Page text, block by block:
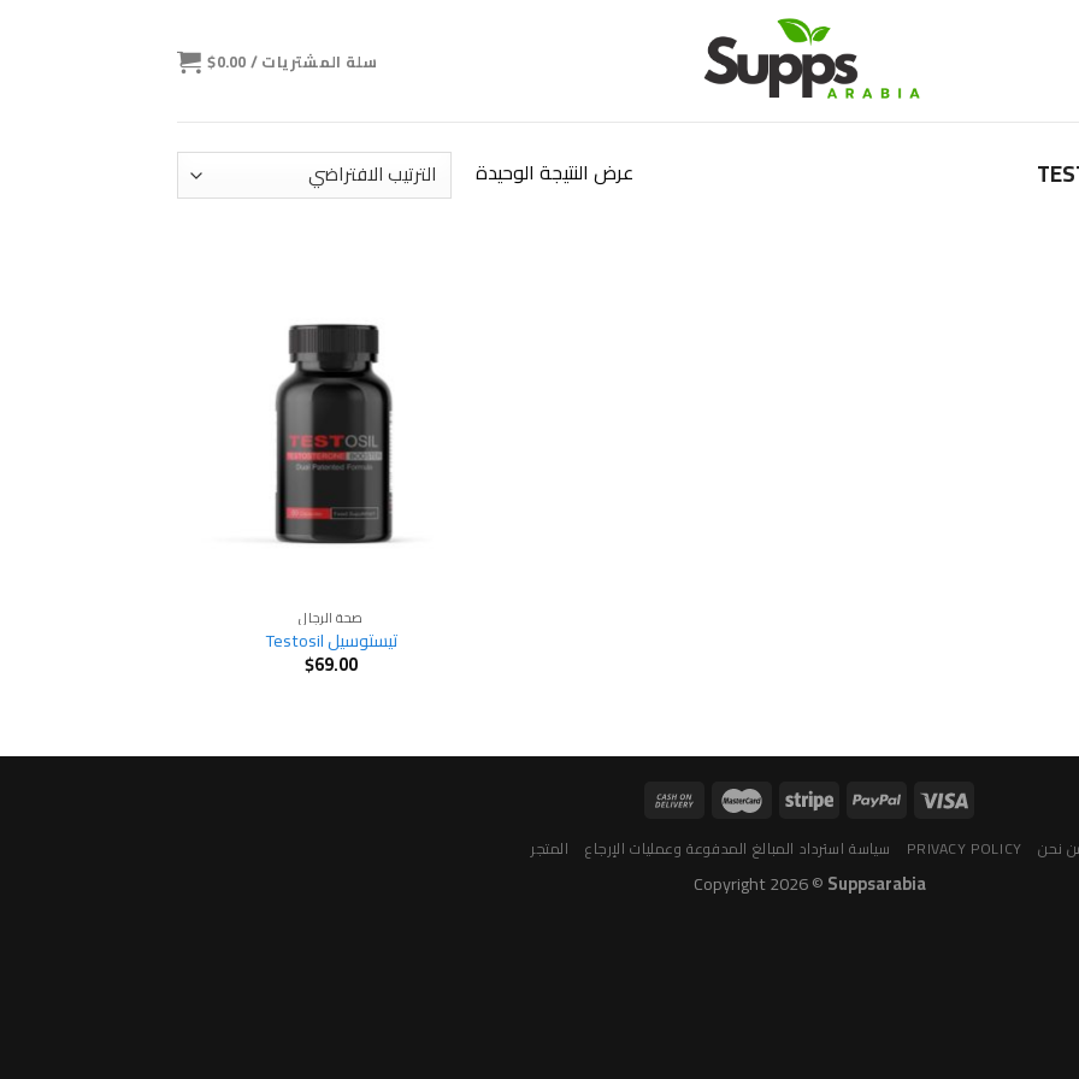
سلة المشتريات / $0.00
عرض النتيجة الوحيدة
صحة الرجال
تيستوسيل Testosil
$69.00
نحن PRIVACY POLICY سياسة استرداد المبالغ المدفوعة وعمليات الإرجاع المتجر
Copyright 2026 ©Suppsarabia